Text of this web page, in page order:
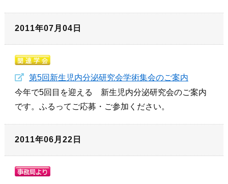
2011年07月04日
第5回新生児内分泌研究会学術集会のご案内
今年で5回目を迎える 新生児内分泌研究会のご案内
です。ふるってご応募・ご参加ください。
2011年06月22日